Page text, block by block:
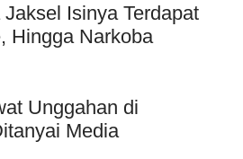
Isinya Terdapat
Hingga Narkoba
Unggahan di
Media